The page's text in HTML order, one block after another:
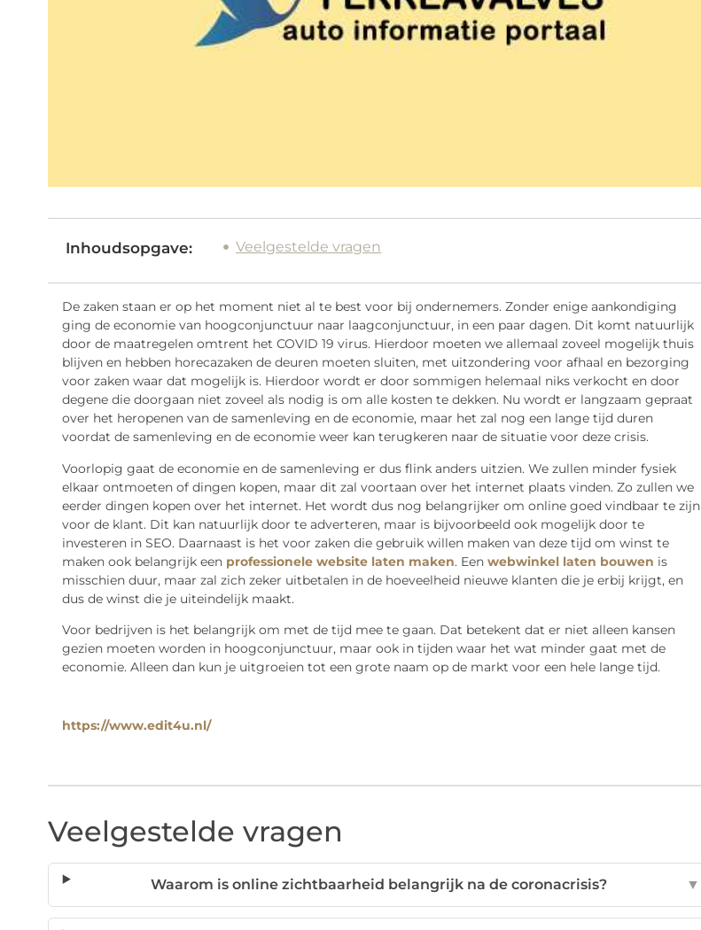
Inhoudsopgave: Veelgestelde vragen
De zaken staan er op het moment niet al te best voor bij ondernemers. Zonder enige aankondiging
ging de economie van hoogconjunctuur naar laagconjunctuur, in een paar dagen. Dit komt natuurlijk
door de maatregelen omtrent het COVID 19 virus. Hierdoor moeten we allemaal zoveel mogelijk thuis
blijven en hebben horecazaken de deuren moeten sluiten, met uitzondering voor afhaal en bezorging
voor zaken waar dat mogelijk is. Hierdoor wordt er door sommigen helemaal niks verkocht en door
degene die doorgaan niet zoveel als nodig is om alle kosten te dekken. Nu wordt er langzaam gepraat
over het heropenen van de samenleving en de economie, maar het zal nog een lange tijd duren
voordat de samenleving en de economie weer kan terugkeren naar de situatie voor deze crisis.
Voorlopig gaat de economie en de samenleving er dus flink anders uitzien. We zullen minder fysiek
elkaar ontmoeten of dingen kopen, maar dit zal voortaan over het internet plaats vinden. Zo zullen we
eerder dingen kopen over het internet. Het wordt dus nog belangrijker om online goed vindbaar te zijn
voor de klant. Dit kan natuurlijk door te adverteren, maar is bijvoorbeeld ook mogelijk door te
investeren in SEO. Daarnaast is het voor zaken die gebruik willen maken van deze tijd om winst te
maken ook belangrijk een professionele website laten maken. Een webwinkel laten bouwen is
misschien duur, maar zal zich zeker uitbetalen in de hoeveelheid nieuwe klanten die je erbij krijgt, en
dus de winst die je uiteindelijk maakt.
Voor bedrijven is het belangrijk om met de tijd mee te gaan. Dat betekent dat er niet alleen kansen
gezien moeten worden in hoogconjunctuur, maar ook in tijden waar het wat minder gaat met de
economie. Alleen dan kun je uitgroeien tot een grote naam op de markt voor een hele lange tijd.
https://www.edit4u.nl/
Veelgestelde vragen
Waarom is online zichtbaarheid belangrijk na de coronacrisis? ▼